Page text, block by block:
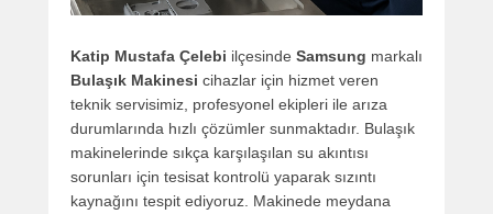
Katip Mustafa Çelebi ilçesinde Samsung markalı
Bulaşık Makinesi cihazlar için hizmet veren
teknik servisimiz, profesyonel ekipleri ile arıza
durumlarında hızlı çözümler sunmaktadır. Bulaşık
makinelerinde sıkça karşılaşılan su akıntısı
sorunları için tesisat kontrolü yaparak sızıntı
kaynağını tespit ediyoruz. Makinede meydana